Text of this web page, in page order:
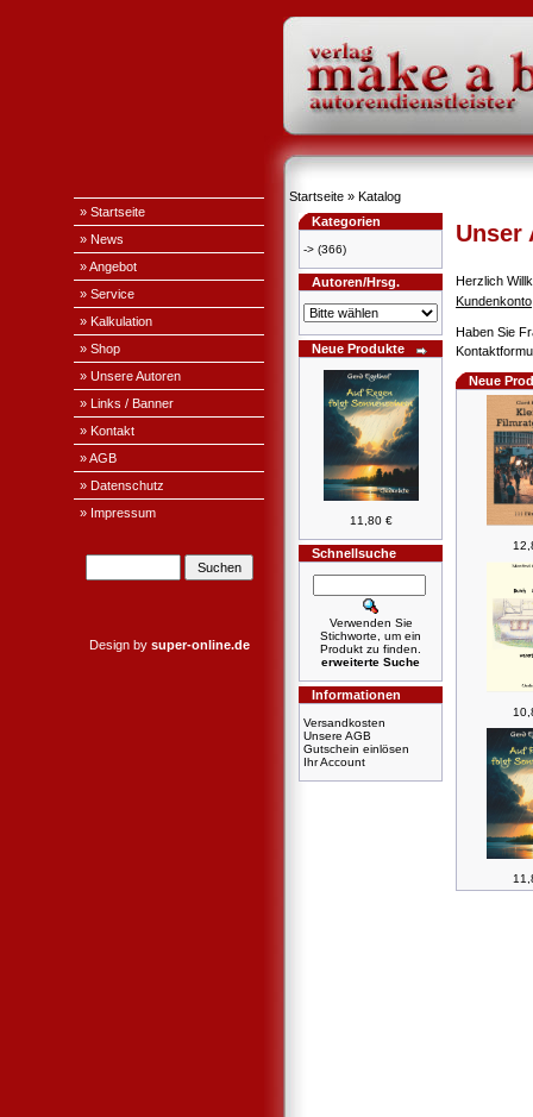
» Startseite
» News
» Angebot
» Service
» Kalkulation
» Shop
» Unsere Autoren
» Links / Banner
» Kontakt
» AGB
» Datenschutz
» Impressum
Design by super-online.de
Startseite » Katalog
Kategorien
-> (366)
Autoren/Hrsg.
Neue Produkte
11,80 €
Schnellsuche
Verwenden Sie
Stichworte, um ein
Produkt zu finden.
erweiterte Suche
Informationen
Versandkosten
Unsere AGB
Gutschein einlösen
Ihr Account
Unser
Herzlich
Kundenkonto
Haben Sie
Neue